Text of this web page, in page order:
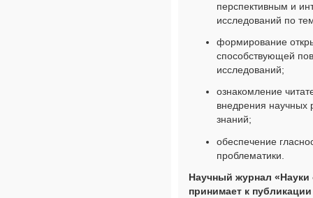
перспективным и
исследований по
формирование
способствующей
исследований;
ознакомление
внедрения научных
знаний;
обеспечение
проблематики.
Научный журнал
принимает к